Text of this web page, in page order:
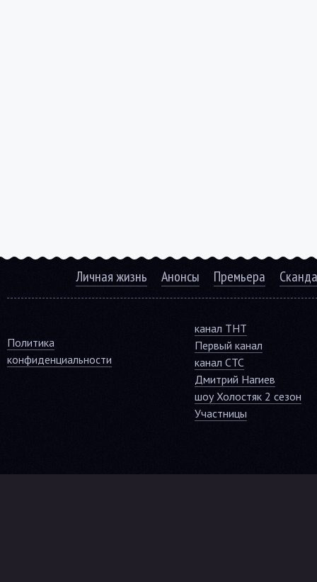
Личная жизнь Анонсы Премьера
Политика
конфиденциальности
канал ТНТ
Первый канал
канал СТС
Дмитрий Нагиев
шоу Холостяк 2 сезон
Участницы